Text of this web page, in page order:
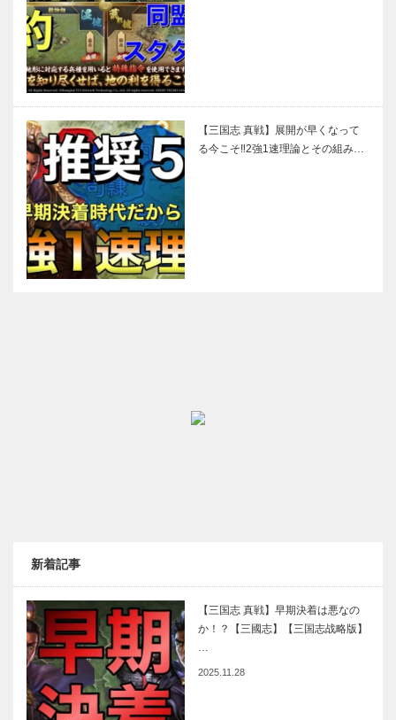
【三国志 真戦】展開が早くなって
る今こそ‼2強1速理論とその組み…
新着記事
【三国志 真戦】早期決着は悪なの
か！？【三國志】【三国志战略版】
…
2025.11.28